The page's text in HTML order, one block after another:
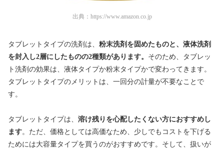
出典： https://www.amazon.co.jp
タブレットタイプの洗剤は、 粉末洗剤を固めたものと、液体洗剤
を封入し2層にしたものの2種類があります。 そのため、タブレッ
ト洗剤の効果は、液体タイプか粉末タイプかで変わってきます。
タブレットタイプのメリットは、一回分の計量が不要なことで
す。
タブレットタイプは、 溶け残りを心配したくない方におすすめし
ます。ただ、価格としては高価なため、少しでもコストを下げる
ためには大容量タイプを買うのがおすすめです。そして、扱いが